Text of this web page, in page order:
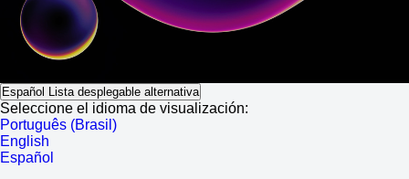
Español Lista desplegable alternativa
Seleccione el idioma de visualización:
Português (Brasil)
English
Español